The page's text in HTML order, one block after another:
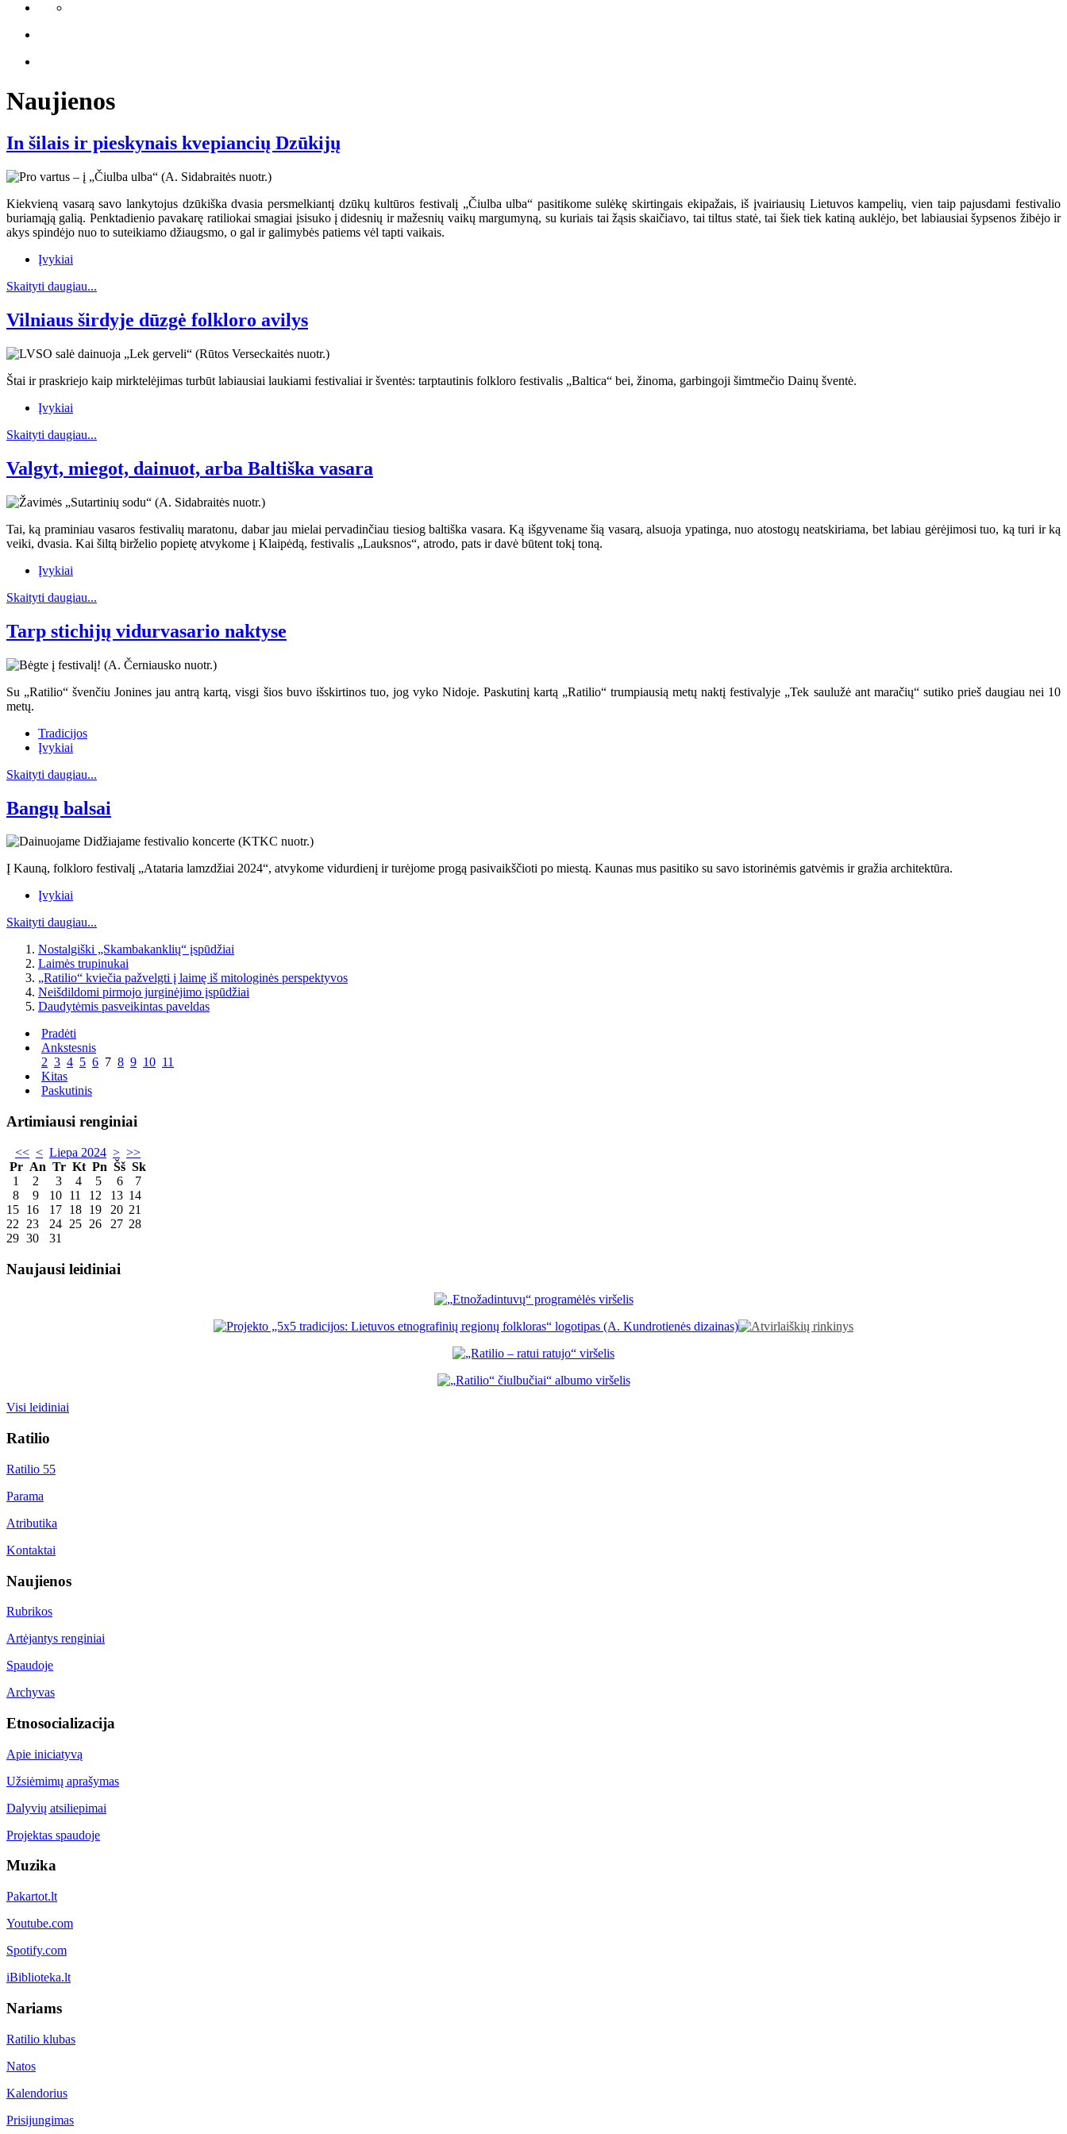
Naujienos
In šilais ir pieskynais kvepiancių Dzūkijų
Kiekvieną vasarą savo lankytojus dzūkiška dvasia persmelkiantį dzūkų kultūros festivalį „Čiulba ulba“ pasitikome sulėkę skirtingais ekipažais, iš įvairiausių Lietuvos kampelių, vien taip pajusdami festivalio
buriamąją galią. Penktadienio pavakarę ratiliokai smagiai įsisuko į didesnių ir mažesnių vaikų margumyną, su kuriais tai žąsis skaičiavo, tai tiltus statė, tai šiek tiek katiną auklėjo, bet labiausiai šypsenos žibėjo ir
akys spindėjo nuo to suteikiamo džiaugsmo, o gal ir galimybės patiems vėl tapti vaikais.
Įvykiai
Skaityti daugiau...
Vilniaus širdyje dūzgė folkloro avilys
Štai ir praskriejo kaip mirktelėjimas turbūt labiausiai laukiami festivaliai ir šventės: tarptautinis folkloro festivalis „Baltica“ bei, žinoma, garbingoji šimtmečio Dainų šventė.
Įvykiai
Skaityti daugiau...
Valgyt, miegot, dainuot, arba Baltiška vasara
Tai, ką praminiau vasaros festivalių maratonu, dabar jau mielai pervadinčiau tiesiog baltiška vasara. Ką išgyvename šią vasarą, alsuoja ypatinga, nuo atostogų neatskiriama, bet labiau gėrėjimosi tuo, ką turi ir ką
veiki, dvasia. Kai šiltą birželio popietę atvykome į Klaipėdą, festivalis „Lauksnos“, atrodo, pats ir davė būtent tokį toną.
Įvykiai
Skaityti daugiau...
Tarp stichijų vidurvasario naktyse
Su „Ratilio“ švenčiu Jonines jau antrą kartą, visgi šios buvo išskirtinos tuo, jog vyko Nidoje. Paskutinį kartą „Ratilio“ trumpiausią metų naktį festivalyje „Tek saulužė ant maračių“ sutiko prieš daugiau nei 10
metų.
Tradicijos
Įvykiai
Skaityti daugiau...
Bangų balsai
Į Kauną, folkloro festivalį „Atataria lamzdžiai 2024“, atvykome vidurdienį ir turėjome progą pasivaikščioti po miestą. Kaunas mus pasitiko su savo istorinėmis gatvėmis ir gražia architektūra.
Įvykiai
Skaityti daugiau...
Nostalgiški „Skambakanklių“ įspūdžiai
Laimės trupinukai
„Ratilio“ kviečia pažvelgti į laimę iš mitologinės perspektyvos
Neišdildomi pirmojo jurginėjimo įspūdžiai
Daudytėmis pasveikintas paveldas
Pradėti
Ankstesnis
2 3 4 5 6 7 8 9 10 11
Kitas
Paskutinis
Artimiausi renginiai
<< < Liepa 2024 > >>
Pr An Tr Kt Pn Šš Sk
1
2 3 4 5 6
7
8
9 10 11 12 13 14
15 16 17 18 19 20 21
22
23 24 25 26 27 28
29 30 31
Naujausi leidiniai
Visi leidiniai
Ratilio
Ratilio 55
Parama
Atributika
Kontaktai
Naujienos
Rubrikos
Artėjantys renginiai
Spaudoje
Archyvas
Etnosocializacija
Apie iniciatyvą
Užsiėmimų aprašymas
Dalyvių atsiliepimai
Projektas spaudoje
Muzika
Pakartot.lt
Youtube.com
Spotify.com
iBiblioteka.lt
Nariams
Ratilio klubas
Natos
Kalendorius
Prisijungimas